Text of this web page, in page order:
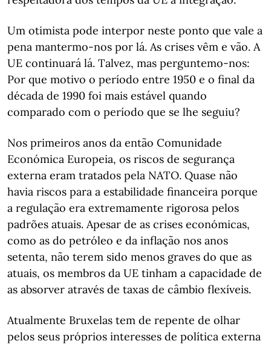
Um otimista pode interpor neste ponto que vale a
pena mantermo-nos por lá. As crises vêm e vão. A
UE continuará lá. Talvez, mas perguntemo-nos:
Por que motivo o período entre 1950 e o final da
década de 1990 foi mais estável quando
comparado com o período que se lhe seguiu?
Nos primeiros anos da então Comunidade
Económica Europeia, os riscos de segurança
externa eram tratados pela NATO. Quase não
havia riscos para a estabilidade financeira porque
a regulação era extremamente rigorosa pelos
padrões atuais. Apesar de as crises económicas,
como as do petróleo e da inflação nos anos
setenta, não terem sido menos graves do que as
atuais, os membros da UE tinham a capacidade de
as absorver através de taxas de câmbio flexíveis.
Atualmente Bruxelas tem de repente de olhar
pelos seus próprios interesses de política externa